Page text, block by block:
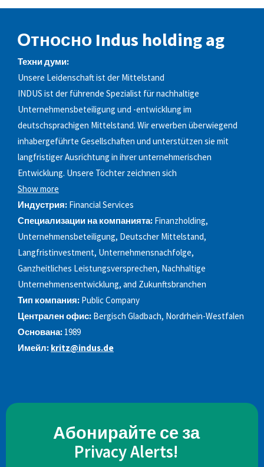
Относно Indus holding ag
Техни думи:
Unsere Leidenschaft ist der Mittelstand
INDUS ist der führende Spezialist für nachhaltige
Unternehmensbeteiligung und -entwicklung im
deutschsprachigen Mittelstand. Wir erwerben überwiegend
inhabergeführte Gesellschaften und unterstützen sie mit
langfristiger Ausrichtung in ihrer unternehmerischen
Entwicklung. Unsere Töchter zeichnen sich
Show more
Индустрия: Financial Services
Специализации на компанията: Finanzholding,
Unternehmensbeteiligung, Deutscher Mittelstand,
Langfristinvestment, Unternehmensnachfolge,
Ganzheitliches Leistungsversprechen, Nachhaltige
Unternehmensentwicklung, and Zukunftsbranchen
Тип компания: Public Company
Централен офис: Bergisch Gladbach, Nordrhein-Westfalen
Основана: 1989
Имейл: kritz@indus.de
Абонирайте се за
Privacy Alerts!